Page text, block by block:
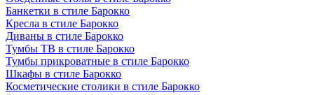
Банкетки в стиле Барокко
Кресла в стиле Барокко
Диваны в стиле Барокко
Тумбы ТВ в стиле Барокко
Тумбы прикроватные в стиле Барокко
Шкафы в стиле Барокко
Косметические столики в стиле Барокко